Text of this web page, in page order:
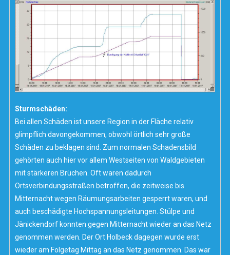
Sturmschäden:
Bei allen Schäden ist unsere Region in der Fläche relativ
glimpflich davongekommen, obwohl örtlich sehr große
Schäden zu beklagen sind. Zum normalen Schadensbild
gehörten auch hier vor allem Westseiten von Waldgebieten
mit stärkeren Brüchen. Oft waren dadurch
Ortsverbindungsstraßen betroffen, die zeitweise bis
Mitternacht wegen Räumungsarbeiten gesperrt waren, und
auch beschädigte Hochspannungsleitungen. Stülpe und
Jänickendorf konnten gegen Mitternacht wieder an das Netz
genommen werden. Der Ort Holbeck dagegen wurde erst
wieder am Folgetag Mittag an das Netz genommen. Das war